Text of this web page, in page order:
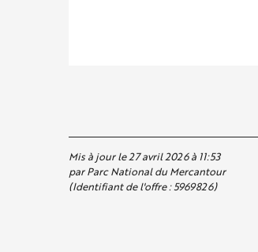
Mis à jour le 27 avril 2026 à 11:53
par Parc National du Mercantour
(Identifiant de l'offre :5969826)